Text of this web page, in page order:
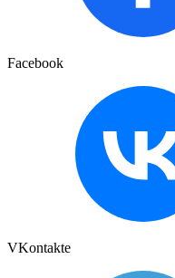
Facebook
VKontakte